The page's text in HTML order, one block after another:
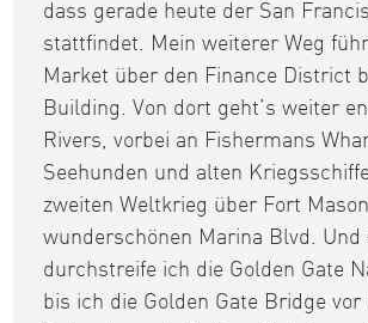
dass gerade heute der San
stattfindet. Mein weiterer Weg
Market über den Finance District
Building. Von dort geht’s weiter
Rivers, vorbei an Fishermans
Seehunden und alten
zweiten Weltkrieg über Fort
wunderschönen Marina Blvd. Und
durchstreife ich die Golden Gate
bis ich die Golden Gate Bridge vor